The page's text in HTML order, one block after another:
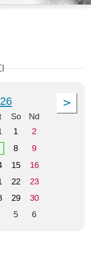
So
Nd
1
2
8
9
15
16
22
23
29
30
5 6